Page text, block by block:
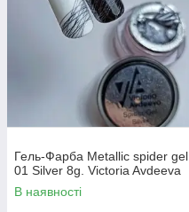
Гель-Фарба Metallic spider gel
01 Silver 8g. Victoria Avdeeva
В наявності